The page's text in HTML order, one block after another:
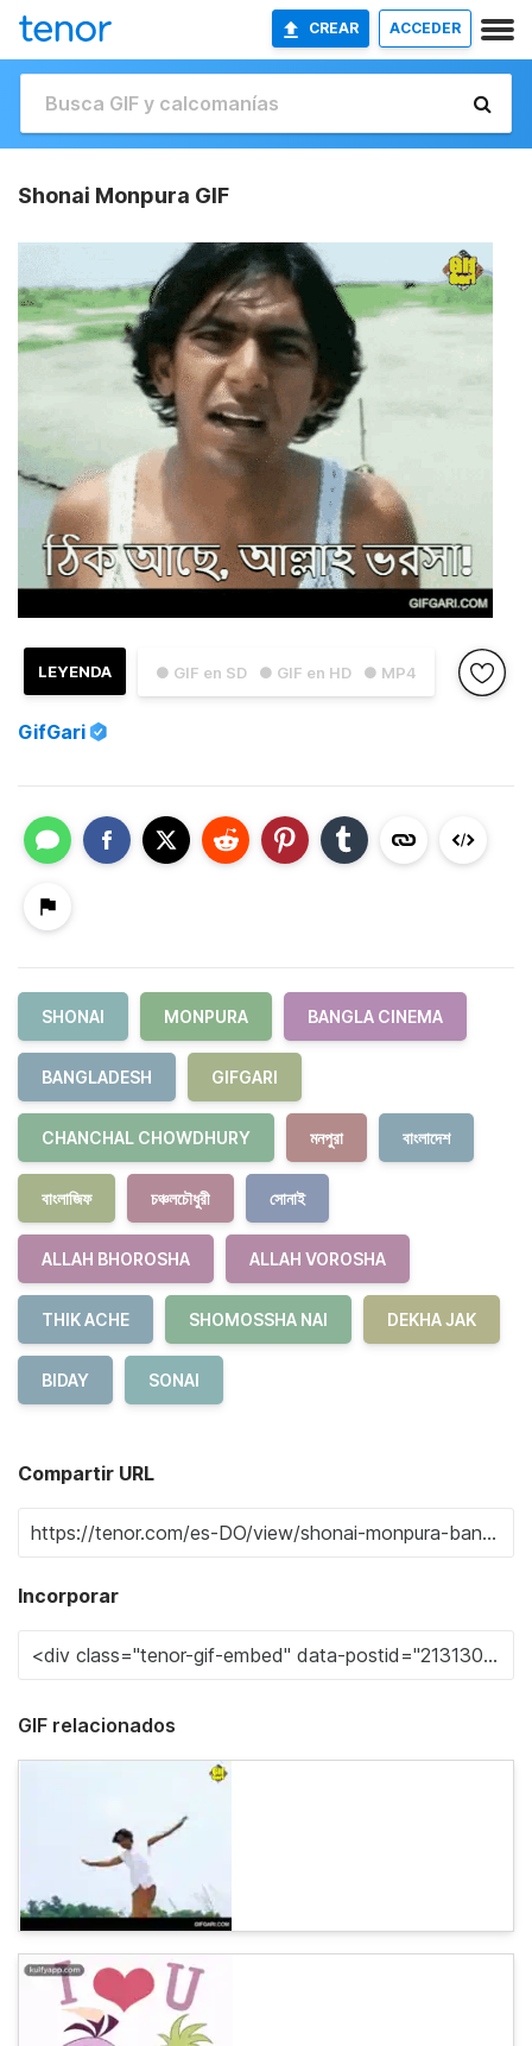
CREAR ACCEDER
Shonai Monpura GIF
● GIF en SD ● GIF en HD ● MP4
LEYENDA
GifGari
SHONAI MONPURA BANGLA CINEMA
BANGLADESH GIFGARI
CHANCHAL CHOWDHURY মনপুরা বাংলাদেশ
বাংলাজিফ চঞ্চলচৌধুরী সোনাই
ALLAH BHOROSHA ALLAH VOROSHA
THIK ACHE SHOMOSSHA NAI DEKHA JAK
BIDAY SONAI
Compartir URL
Incorporar
GIF relacionados